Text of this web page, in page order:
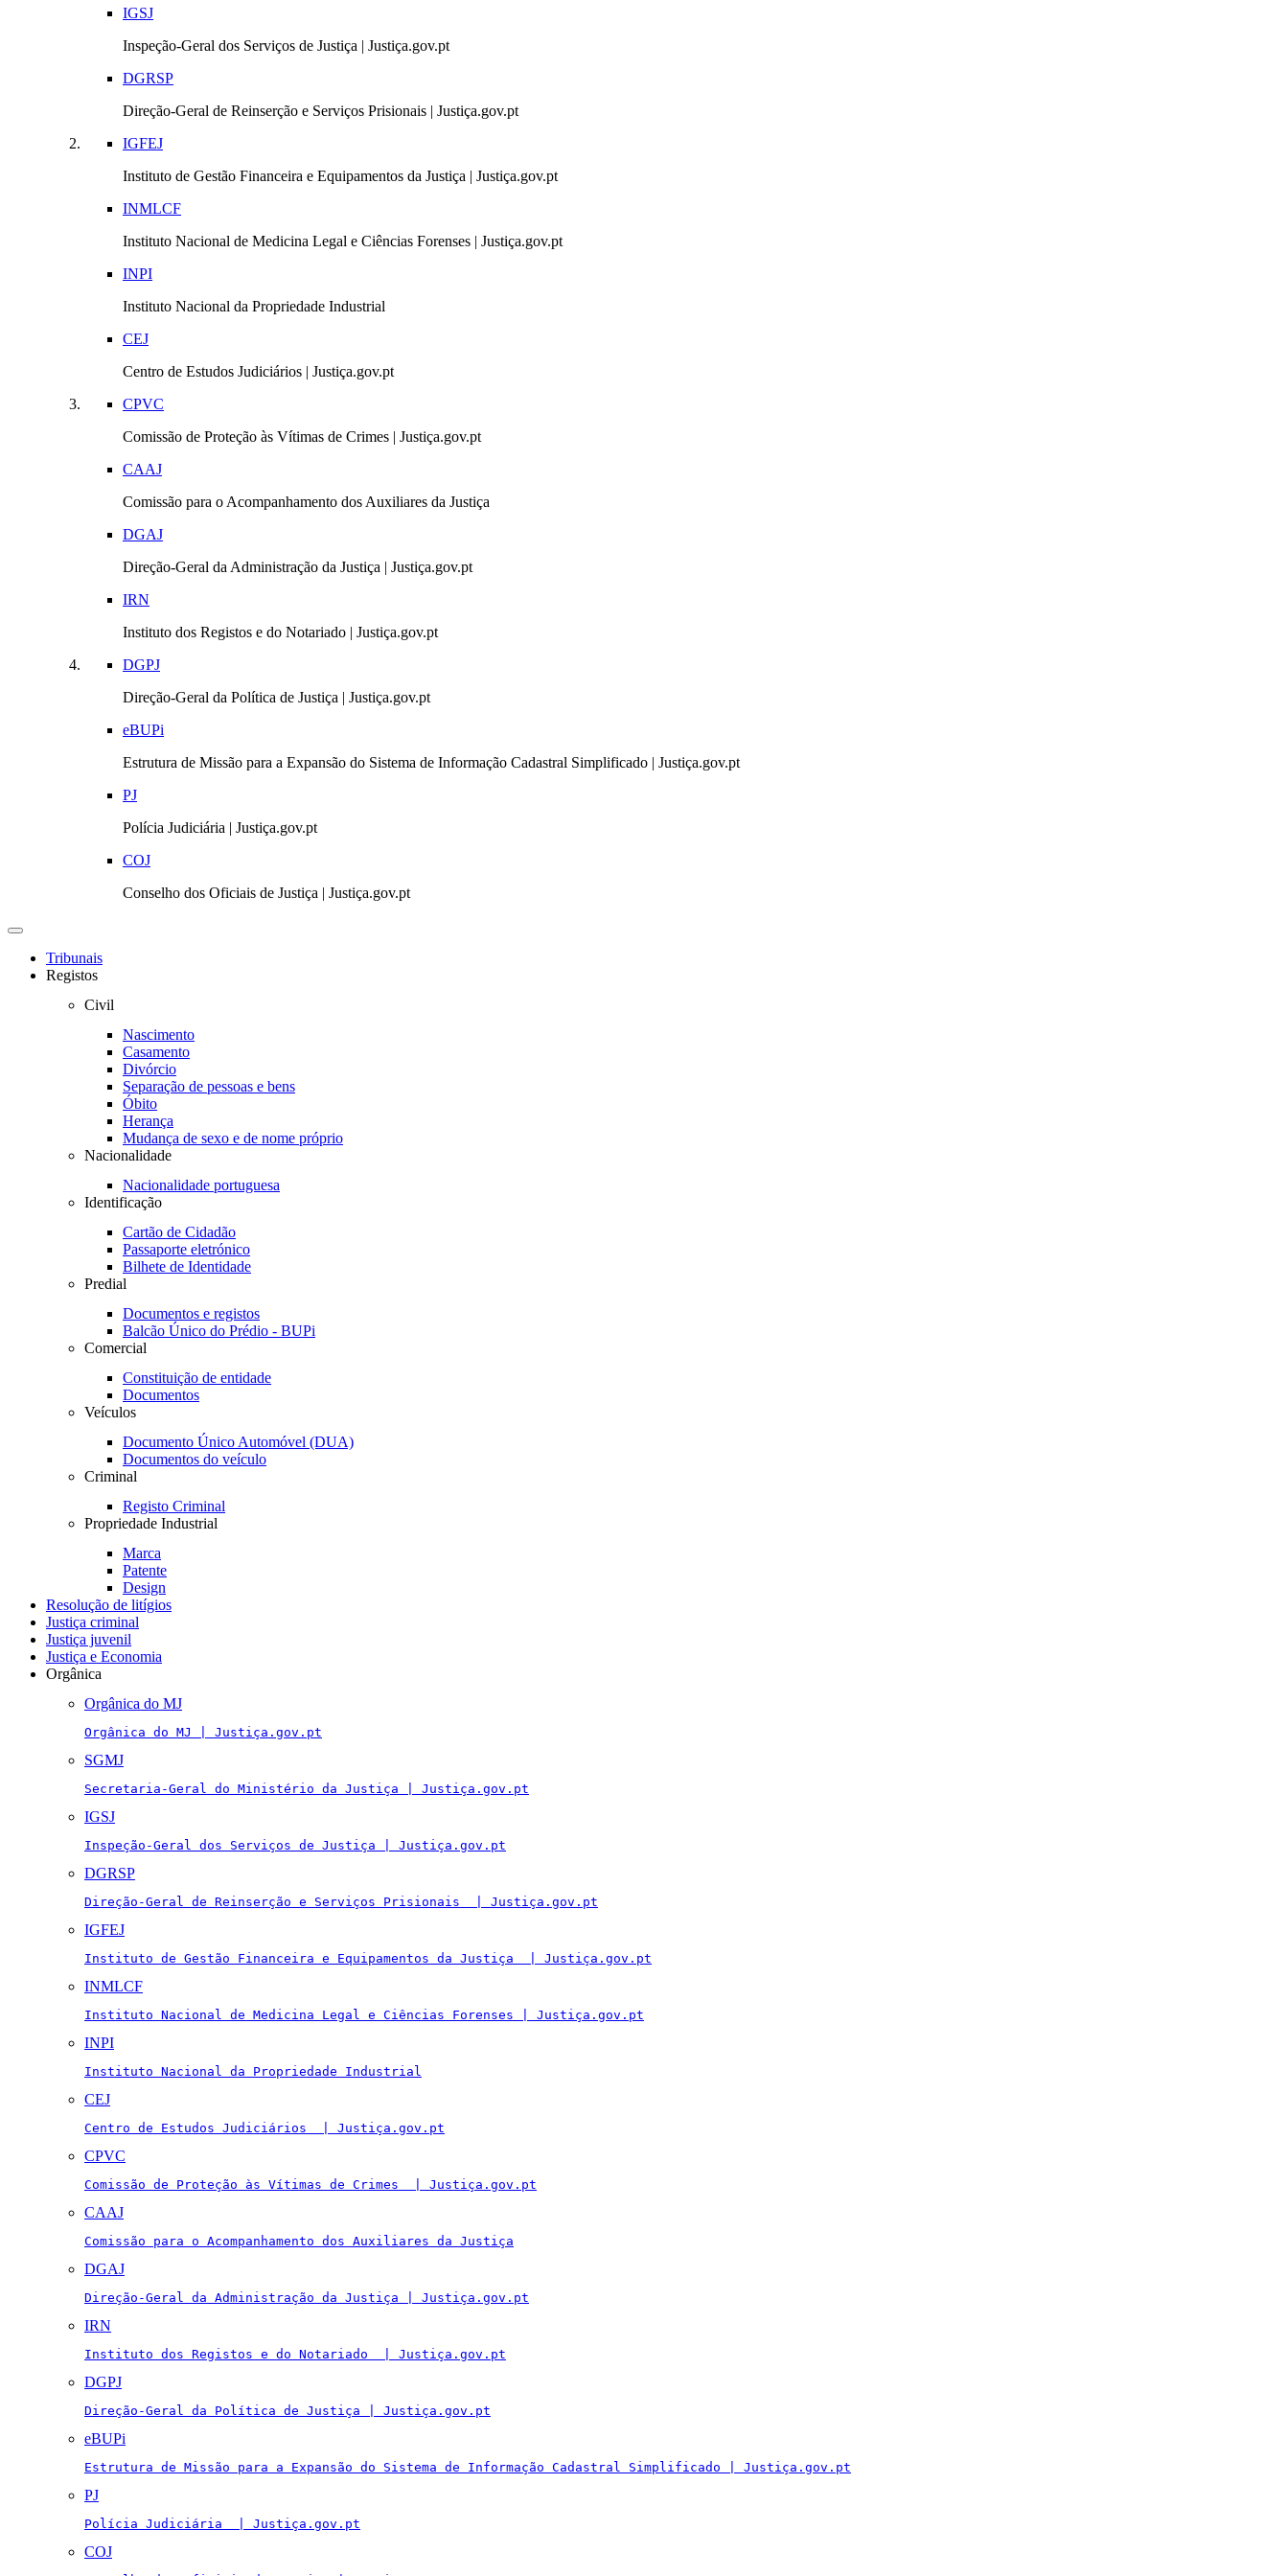
IGSJ
Inspeção-Geral dos Serviços de Justiça | Justiça.gov.pt
DGRSP
Direção-Geral de Reinserção e Serviços Prisionais | Justiça.gov.pt
IGFEJ
Instituto de Gestão Financeira e Equipamentos da Justiça | Justiça.gov.pt
INMLCF
Instituto Nacional de Medicina Legal e Ciências Forenses | Justiça.gov.pt
INPI
Instituto Nacional da Propriedade Industrial
CEJ
Centro de Estudos Judiciários | Justiça.gov.pt
CPVC
Comissão de Proteção às Vítimas de Crimes | Justiça.gov.pt
CAAJ
Comissão para o Acompanhamento dos Auxiliares da Justiça
DGAJ
Direção-Geral da Administração da Justiça | Justiça.gov.pt
IRN
Instituto dos Registos e do Notariado | Justiça.gov.pt
DGPJ
Direção-Geral da Política de Justiça | Justiça.gov.pt
eBUPi
Estrutura de Missão para a Expansão do Sistema de Informação Cadastral Simplificado | Justiça.gov.pt
PJ
Polícia Judiciária | Justiça.gov.pt
COJ
Conselho dos Oficiais de Justiça | Justiça.gov.pt
Toggle
navigationTribunais
Registos
Civil
Nascimento
Casamento
Divórcio
Separação de pessoas e bens
Óbito
Herança
Mudança de sexo e de nome próprio
Nacionalidade
Nacionalidade portuguesa
Identificação
Cartão de Cidadão
Passaporte eletrónico
Bilhete de Identidade
Predial
Documentos e registos
Balcão Único do Prédio - BUPi
Comercial
Constituição de entidade
Documentos
Veículos
Documento Único Automóvel (DUA)
Documentos do veículo
Criminal
Registo Criminal
Propriedade Industrial
Marca
Patente
Design
Resolução de litígios
Justiça criminal
Justiça juvenil
Justiça e Economia
Orgânica
Orgânica do MJ
Orgânica do MJ | Justiça.gov.pt
SGMJ
Secretaria-Geral do Ministério da Justiça | Justiça.gov.pt
IGSJ
Inspeção-Geral dos Serviços de Justiça | Justiça.gov.pt
DGRSP
Direção-Geral de Reinserção e Serviços Prisionais  | Justiça.gov.pt
IGFEJ
Instituto de Gestão Financeira e Equipamentos da Justiça  | Justiça.gov.pt
INMLCF
Instituto Nacional de Medicina Legal e Ciências Forenses | Justiça.gov.pt
INPI
Instituto Nacional da Propriedade Industrial
CEJ
Centro de Estudos Judiciários  | Justiça.gov.pt
CPVC
Comissão de Proteção às Vítimas de Crimes  | Justiça.gov.pt
CAAJ
Comissão para o Acompanhamento dos Auxiliares da Justiça
DGAJ
Direção-Geral da Administração da Justiça | Justiça.gov.pt
IRN
Instituto dos Registos e do Notariado  | Justiça.gov.pt
DGPJ
Direção-Geral da Política de Justiça | Justiça.gov.pt
eBUPi
Estrutura de Missão para a Expansão do Sistema de Informação Cadastral Simplificado | Justiça.gov.pt
PJ
Polícia Judiciária  | Justiça.gov.pt
COJ